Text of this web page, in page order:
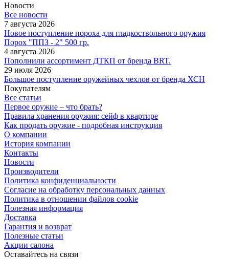
Новости
Все новости
7 августа 2026
Новое поступление пороха для гладкоствольного оружия
Порох "ППЗ - 2" 500 гр.
4 августа 2026
Пополнили ассортимент ДТКП от бренда BRT.
29 июля 2026
Большое поступление оружейных чехлов от бренда ХСН
Покупателям
Все статьи
Первое оружие – что брать?
Правила хранения оружия: сейф в квартире
Как продать оружие - подробная инструкция
О компании
История компании
Контакты
Новости
Производители
Политика конфиденциальности
Согласие на обработку персональных данных
Политика в отношении файлов cookie
Полезная информация
Доставка
Гарантия и возврат
Полезные статьи
Акции салона
Оставайтесь на связи